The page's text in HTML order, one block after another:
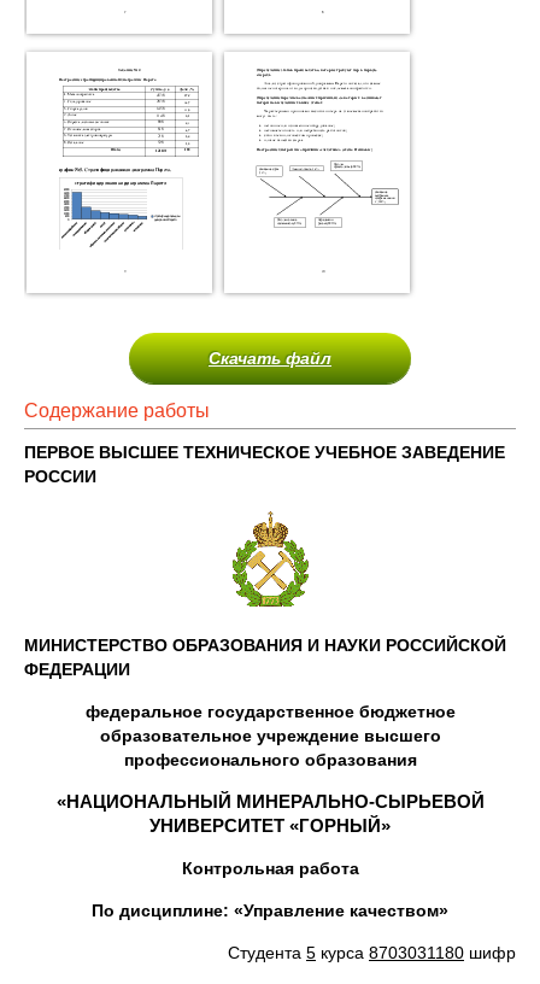
Скачать файл
Содержание работы
ПЕРВОЕ ВЫСШЕЕ ТЕХНИЧЕСКОЕ УЧЕБНОЕ ЗАВЕДЕНИЕ
РОССИИ
МИНИСТЕРСТВО ОБРАЗОВАНИЯ И НАУКИ РОССИЙСКОЙ
ФЕДЕРАЦИИ
федеральное государственное бюджетное
образовательное учреждение высшего
профессионального образования
«НАЦИОНАЛЬНЫЙ МИНЕРАЛЬНО-СЫРЬЕВОЙ
УНИВЕРСИТЕТ «ГОРНЫЙ»
Контрольная работа
По дисциплине: «Управление качеством»
Студента 5 курса 8703031180 шифр